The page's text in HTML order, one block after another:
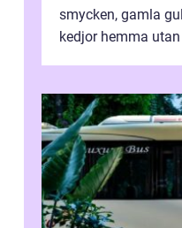
smycken, gamla
kedjor hemma